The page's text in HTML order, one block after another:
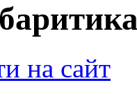
на сайт